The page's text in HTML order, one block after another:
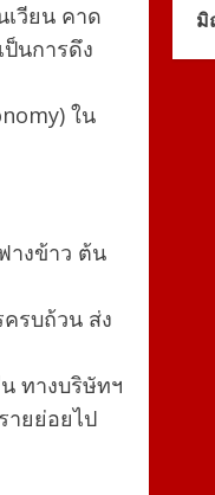
เวียน คาด
นการดึง
ใน
างข้าว ต้น
รบถ้วน ส่ง
ทางบริษัทฯ
ายย่อยไป
มิ